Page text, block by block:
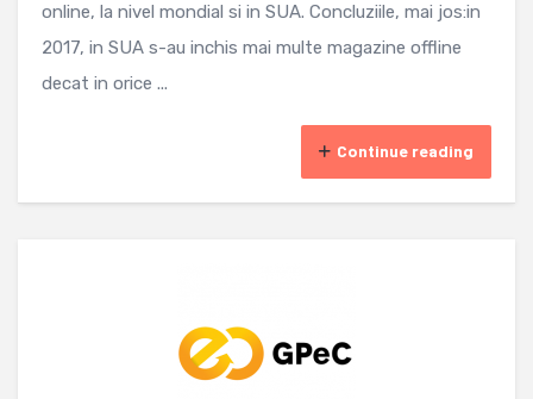
online, la nivel mondial si in SUA. Concluziile, mai jos:in
2017, in SUA s-au inchis mai multe magazine offline
decat in orice ...
Continue reading